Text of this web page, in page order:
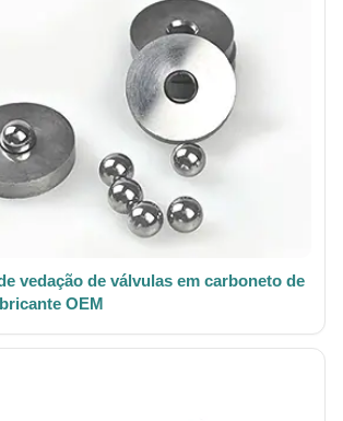
vedação de válvulas em carboneto de
OEM